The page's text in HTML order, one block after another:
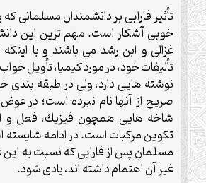
تأثير فارابى بر دانشمندان مسلمانى
خوبى آشكار است. مهم ترين اين
غزالى و ابن رشد مى باشند و با اينكه
تأليفات خود، در مورد كيميا، تأويل
نوشته هايى دارد، ولى در طبقه بندى
صريح از آنها نام نبرده است؛ در
شاخه هايى همچون فيزيك، فعل و
تكوين مركبات است. در ادامه شايسته
مسلمان پس از فارابى كه نسبت به اين
غير آن اهتمام داشته اند، يادى شود.